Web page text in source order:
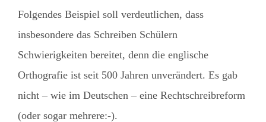
Folgendes Beispiel soll verdeutlichen, dass
insbesondere das Schreiben Schülern
Schwierigkeiten bereitet, denn die englische
Orthografie ist seit 500 Jahren unverändert. Es gab
nicht – wie im Deutschen – eine Rechtschreibreform
(oder sogar mehrere:-).